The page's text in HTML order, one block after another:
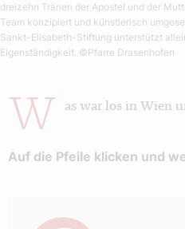
dreizehn Tränen der Apostel und der
Team konzipiert und künstlerisch
Sankt-Elisabeth-Stiftung unterstützt
Eigenständigkeit. ©Pfarre Drasenhofen
W as war los in Wien
Auf die Pfeile klicken und